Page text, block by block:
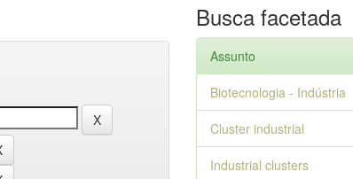
Busca facetada
Assunto
Biotecnologia - Indústria
Cluster industrial
Industrial clusters